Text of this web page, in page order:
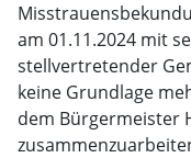
am 01.11.2024 mit
stellvertretender
keine Grundlage
dem Bürgermeister